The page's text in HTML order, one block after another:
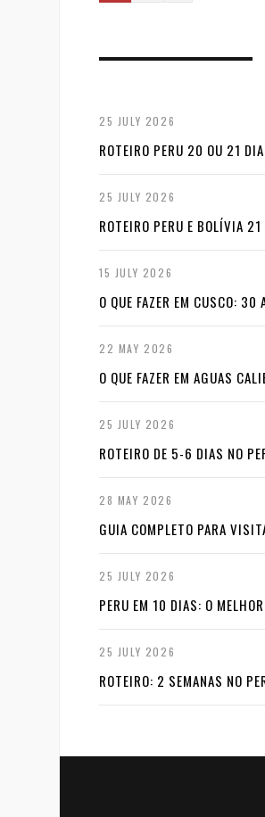
25 JULY 2026
ROTEIRO PERU 20 OU 21
25 JULY 2026
ROTEIRO PERU E BOLÍVIA
15 JULY 2026
O QUE FAZER EM CUSCO:
22 MAY 2026
O QUE FAZER EM AGUAS
25 JULY 2026
ROTEIRO DE 5-6 DIAS NO
28 MAY 2026
GUIA COMPLETO PARA
25 JULY 2026
PERU EM 10 DIAS: O
25 JULY 2026
ROTEIRO: 2 SEMANAS NO